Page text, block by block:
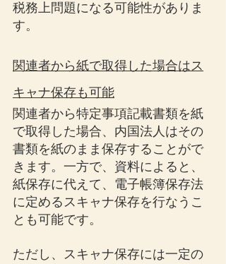
税務上問題になる可能性がありま
す。
関連者から紙で取得した場合はス
キャナ保存も可能
関連者から特定事項記載書類を紙
で取得した場合、内国法人はその
書類を紙のまま保存することがで
きます。一方で、資料によると、
紙保存に代えて、電子帳簿保存法
に定めるスキャナ保存を行なうこ
とも可能です。
ただし、スキャナ保存には一定の